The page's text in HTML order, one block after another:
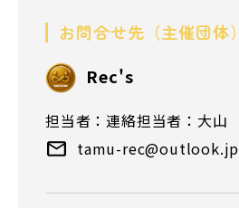
お問合せ先（主催団体）
Rec's
担当者：連絡担当者：大山
tamu-rec@outlook.jp